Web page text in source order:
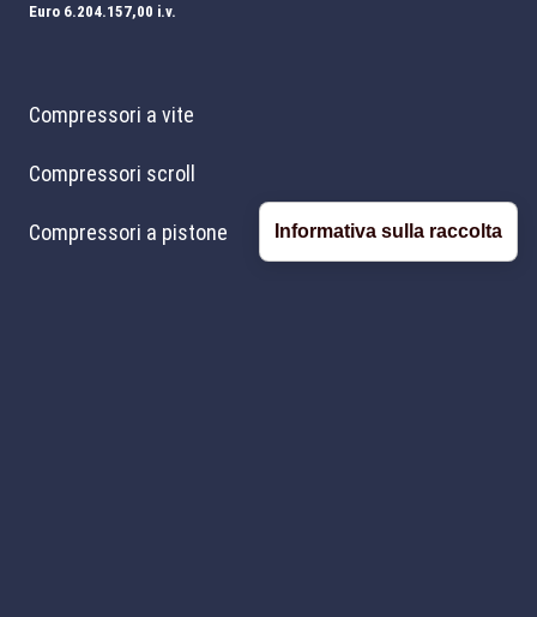
Euro 6.204.157,00 i.v.
Compressori a vite
Compressori scroll
Compressori a pistone Informativa sulla raccolta